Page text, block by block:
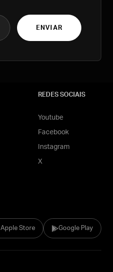
ENVIAR
Apple Store Google Play
REDES SOCIAIS
Youtube
Facebook
Instagram
X